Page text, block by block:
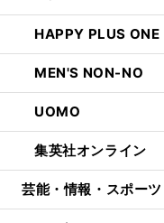
HAPPY PLUS ONE
MEN'S NON-NO
UOMO
集英社オンライン
芸能・情報・スポーツ